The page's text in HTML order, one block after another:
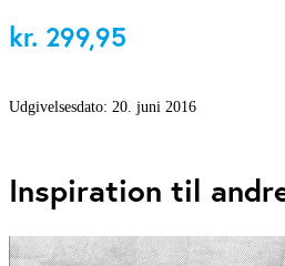
kr. 299,95
Udgivelsesdato: 20. juni 2016
Inspiration til